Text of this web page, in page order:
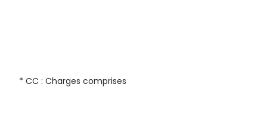
* CC : Charges comprises